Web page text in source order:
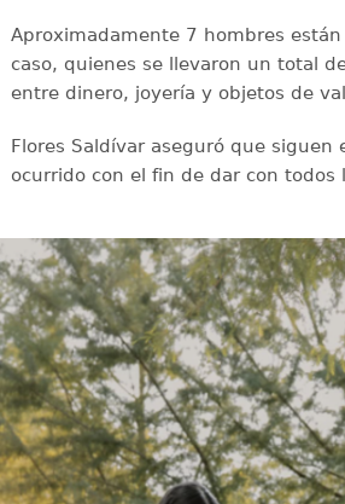
Aproximadamente 7 hombres
caso, quienes se llevaron un total
entre dinero, joyería y objetos de
Flores Saldívar aseguró que siguen
ocurrido con el fin de dar con todos